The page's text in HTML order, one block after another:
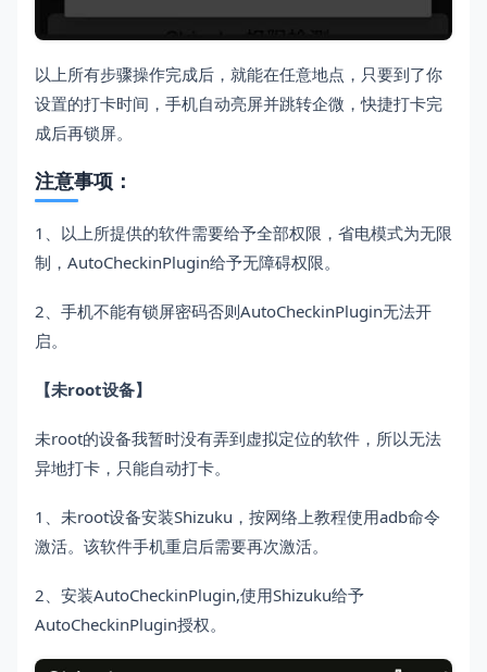
以上所有步骤操作完成后，就能在任意地点，只要到了你
设置的打卡时间，手机自动亮屏并跳转企微，快捷打卡完
成后再锁屏。
注意事项：
1、以上所提供的软件需要给予全部权限，省电模式为无限
制，AutoCheckinPlugin给予无障碍权限。
2、手机不能有锁屏密码否则AutoCheckinPlugin无法开
启。
【未root设备】
未root的设备我暂时没有弄到虚拟定位的软件，所以无法
异地打卡，只能自动打卡。
1、未root设备安装Shizuku，按网络上教程使用adb命令
激活。该软件手机重启后需要再次激活。
2、安装AutoCheckinPlugin,使用Shizuku给予
AutoCheckinPlugin授权。